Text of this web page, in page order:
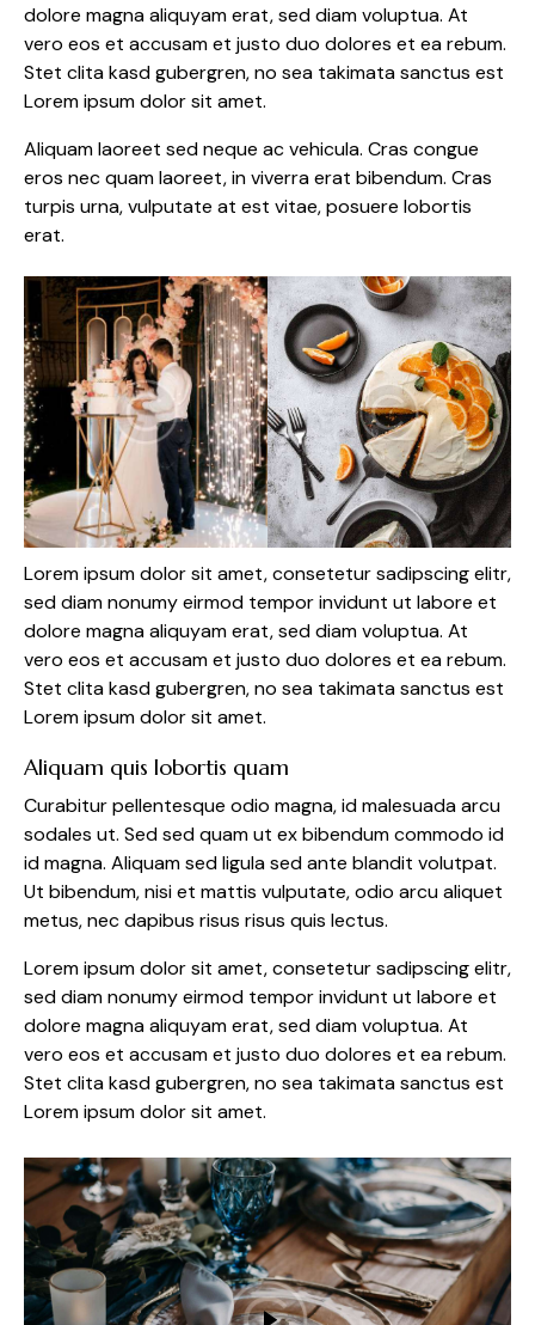
dolore magna aliquyam erat, sed diam voluptua. At
vero eos et accusam et justo duo dolores et ea rebum.
Stet clita kasd gubergren, no sea takimata sanctus est
Lorem ipsum dolor sit amet.
Aliquam laoreet sed neque ac vehicula. Cras congue
eros nec quam laoreet, in viverra erat bibendum. Cras
turpis urna, vulputate at est vitae, posuere lobortis
erat.
Lorem ipsum dolor sit amet, consetetur sadipscing elitr,
sed diam nonumy eirmod tempor invidunt ut labore et
dolore magna aliquyam erat, sed diam voluptua. At
vero eos et accusam et justo duo dolores et ea rebum.
Stet clita kasd gubergren, no sea takimata sanctus est
Lorem ipsum dolor sit amet.
Aliquam quis lobortis quam
Curabitur pellentesque odio magna, id malesuada arcu
sodales ut. Sed sed quam ut ex bibendum commodo id
id magna. Aliquam sed ligula sed ante blandit volutpat.
Ut bibendum, nisi et mattis vulputate, odio arcu aliquet
metus, nec dapibus risus risus quis lectus.
Lorem ipsum dolor sit amet, consetetur sadipscing elitr,
sed diam nonumy eirmod tempor invidunt ut labore et
dolore magna aliquyam erat, sed diam voluptua. At
vero eos et accusam et justo duo dolores et ea rebum.
Stet clita kasd gubergren, no sea takimata sanctus est
Lorem ipsum dolor sit amet.